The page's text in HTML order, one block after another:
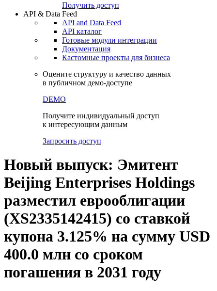
Получить доступ
API & Data Feed
API and Data Feed
API каталог
Готовые модули интеграции
Документация
Кастомные проекты для бизнеса
Оцените структуру и качество данных
в публичном демо-доступе
DEMO
Получите индивидуальный доступ
к интересующим данным
Запросить доступ
Новый выпуск: Эмитент
Beijing Enterprises Holdings
разместил еврооблигации
(XS2335142415) со ставкой
купона 3.125% на сумму USD
400.0 млн со сроком
погашения в 2031 году